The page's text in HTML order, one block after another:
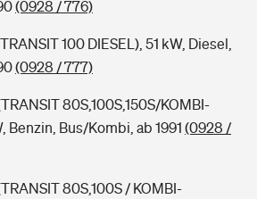
(0928 / 776)
100 DIESEL), 51 kW, Diesel,
(0928 / 777)
80S,100S,150S/KOMBI-
Benzin, Bus/Kombi, ab 1991 (0928 /
80S,100S / KOMBI-